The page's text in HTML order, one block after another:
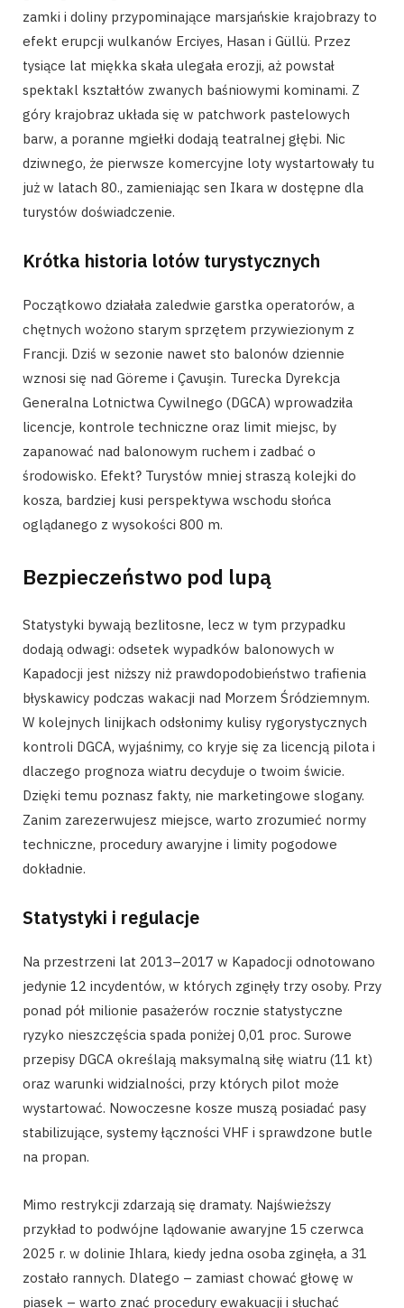
zamki i doliny przypominające marsjańskie krajobrazy to
efekt erupcji wulkanów Erciyes, Hasan i Güllü. Przez
tysiące lat miękka skała ulegała erozji, aż powstał
spektakl kształtów zwanych baśniowymi kominami. Z
góry krajobraz układa się w patchwork pastelowych
barw, a poranne mgiełki dodają teatralnej głębi. Nic
dziwnego, że pierwsze komercyjne loty wystartowały tu
już w latach 80., zamieniając sen Ikara w dostępne dla
turystów doświadczenie.
Krótka historia lotów turystycznych
Początkowo działała zaledwie garstka operatorów, a
chętnych wożono starym sprzętem przywiezionym z
Francji. Dziś w sezonie nawet sto balonów dziennie
wznosi się nad Göreme i Çavuşin. Turecka Dyrekcja
Generalna Lotnictwa Cywilnego (DGCA) wprowadziła
licencje, kontrole techniczne oraz limit miejsc, by
zapanować nad balonowym ruchem i zadbać o
środowisko. Efekt? Turystów mniej straszą kolejki do
kosza, bardziej kusi perspektywa wschodu słońca
oglądanego z wysokości 800 m.
Bezpieczeństwo pod lupą
Statystyki bywają bezlitosne, lecz w tym przypadku
dodają odwagi: odsetek wypadków balonowych w
Kapadocji jest niższy niż prawdopodobieństwo trafienia
błyskawicy podczas wakacji nad Morzem Śródziemnym.
W kolejnych linijkach odsłonimy kulisy rygorystycznych
kontroli DGCA, wyjaśnimy, co kryje się za licencją pilota i
dlaczego prognoza wiatru decyduje o twoim świcie.
Dzięki temu poznasz fakty, nie marketingowe slogany.
Zanim zarezerwujesz miejsce, warto zrozumieć normy
techniczne, procedury awaryjne i limity pogodowe
dokładnie.
Statystyki i regulacje
Na przestrzeni lat 2013–2017 w Kapadocji odnotowano
jedynie 12 incydentów, w których zginęły trzy osoby. Przy
ponad pół milionie pasażerów rocznie statystyczne
ryzyko nieszczęścia spada poniżej 0,01 proc. Surowe
przepisy DGCA określają maksymalną siłę wiatru (11 kt)
oraz warunki widzialności, przy których pilot może
wystartować. Nowoczesne kosze muszą posiadać pasy
stabilizujące, systemy łączności VHF i sprawdzone butle
na propan.
Mimo restrykcji zdarzają się dramaty. Najświeższy
przykład to podwójne lądowanie awaryjne 15 czerwca
2025 r. w dolinie Ihlara, kiedy jedna osoba zginęła, a 31
zostało rannych. Dlatego – zamiast chować głowę w
piasek – warto znać procedury ewakuacji i słuchać